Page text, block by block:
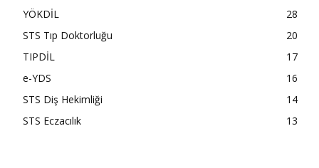
YÖKDİL
28
STS Tıp Doktorluğu
20
TIPDİL
17
e-YDS
16
STS Diş Hekimliği
14
STS Eczacılık
13